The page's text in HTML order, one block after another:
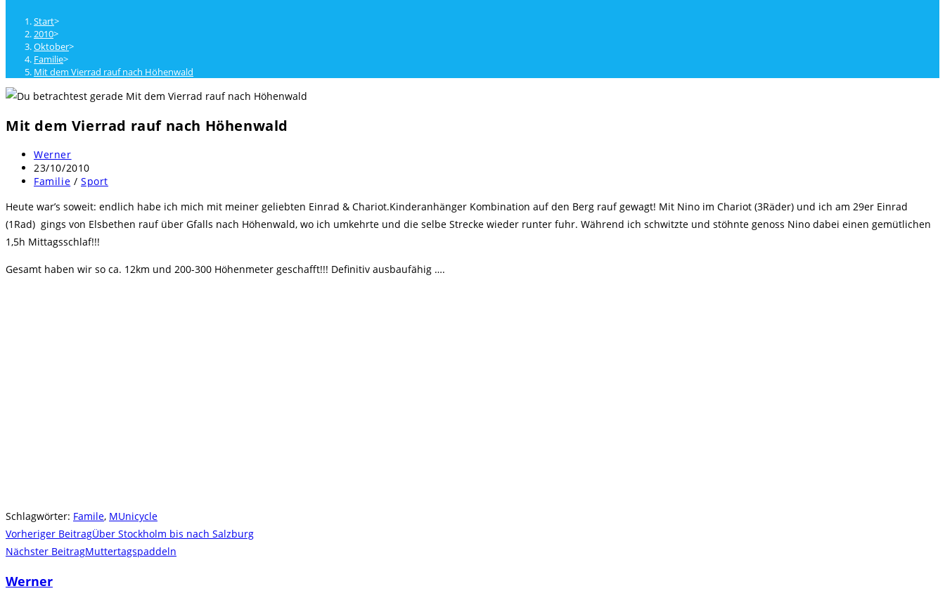
Start>
2010>
Oktober>
Familie>
Mit dem Vierrad rauf nach Höhenwald
Mit dem Vierrad rauf nach Höhenwald
Beitrags-
Autor:
Werner
Beitrag
veröffentlicht:
23/10/2010
Beitrags-
Familie / Sport
Heute war’s soweit: endlich habe ich mich mit meiner geliebten Einrad & Chariot.Kinderanhänger Kombination auf den Berg rauf gewagt! Mit Nino im Chariot (3Räder) und ich am 29er Einrad
(1Rad) gings von Elsbethen rauf über Gfalls nach Höhenwald, wo ich umkehrte und die selbe Strecke wieder runter fuhr. Während ich schwitzte und stöhnte genoss Nino dabei einen gemütlichen
1,5h Mittagsschlaf!!!
Gesamt haben wir so ca. 12km und 200-300 Höhenmeter geschafft!!! Definitiv ausbaufähig ….
Schlagwörter: Famile, MUnicycle
Weitere
Artikel
ansehen
Vorheriger BeitragÜber Stockholm bis nach Salzburg
Nächster BeitragMuttertagspaddeln
Werner